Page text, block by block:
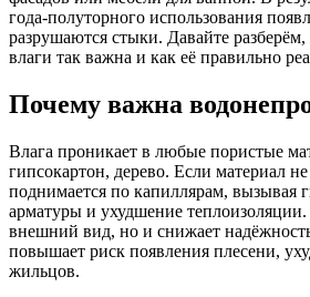
года‑полуторного использования
разрушаются стыки. Давайте
влаги так важна и как её правильно
Почему важна
Влага проникает в любые пористые
гипсокартон, дерево. Если материал
поднимается по капиллярам, вызывая
арматуры и ухудшение
внешний вид, но и снижает
повышает риск появления плесени,
жильцов.